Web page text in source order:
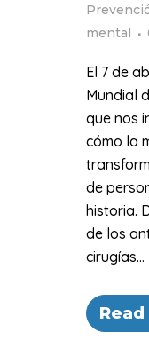
mental
El 7 de
Mundial
que nos
cómo la
de
historia.
de los
cirugías...